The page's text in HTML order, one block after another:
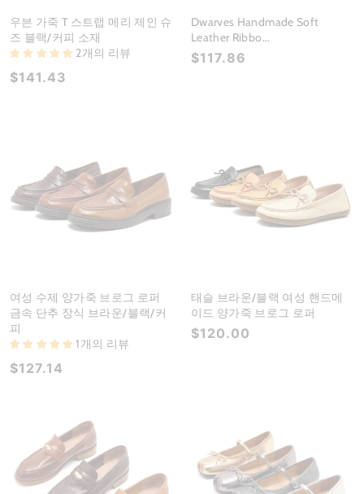
우븐 가죽 T 스트랩 메리 제인 슈
즈 블랙/커피 소재
2개의 리뷰
$141.43
Dwarves Handmade Soft
Leather Ribbo...
$117.86
여성 수제 양가죽 브로그 로퍼
금속 단추 장식 브라운/블랙/커
피
1개의 리뷰
$127.14
태슬 브라운/블랙 여성 핸드메
이드 양가죽 브로그 로퍼
$120.00